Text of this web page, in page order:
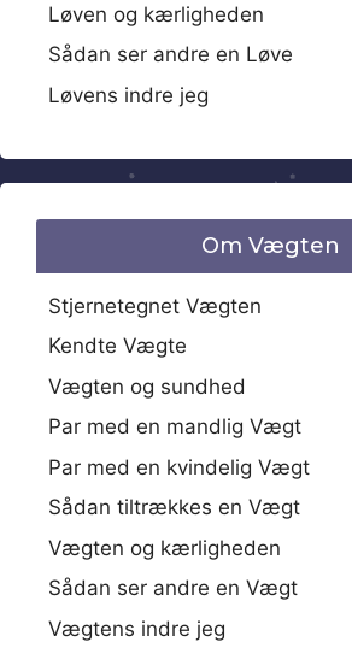
Løven og kærligheden
Sådan ser andre en Løve
Løvens indre jeg
Om Vægten
Stjernetegnet Vægten
Kendte Vægte
Vægten og sundhed
Par med en mandlig Vægt
Par med en kvindelig Vægt
Sådan tiltrækkes en Vægt
Vægten og kærligheden
Sådan ser andre en Vægt
Vægtens indre jeg